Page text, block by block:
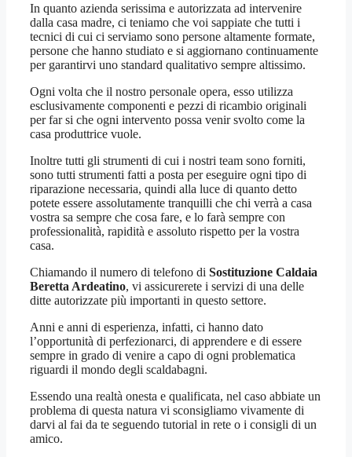
In quanto azienda serissima e autorizzata ad intervenire
dalla casa madre, ci teniamo che voi sappiate che tutti i
tecnici di cui ci serviamo sono persone altamente formate,
persone che hanno studiato e si aggiornano continuamente
per garantirvi uno standard qualitativo sempre altissimo.
Ogni volta che il nostro personale opera, esso utilizza
esclusivamente componenti e pezzi di ricambio originali
per far si che ogni intervento possa venir svolto come la
casa produttrice vuole.
Inoltre tutti gli strumenti di cui i nostri team sono forniti,
sono tutti strumenti fatti a posta per eseguire ogni tipo di
riparazione necessaria, quindi alla luce di quanto detto
potete essere assolutamente tranquilli che chi verrà a casa
vostra sa sempre che cosa fare, e lo farà sempre con
professionalità, rapidità e assoluto rispetto per la vostra
casa.
Chiamando il numero di telefono di Sostituzione Caldaia
Beretta Ardeatino, vi assicurerete i servizi di una delle
ditte autorizzate più importanti in questo settore.
Anni e anni di esperienza, infatti, ci hanno dato
l’opportunità di perfezionarci, di apprendere e di essere
sempre in grado di venire a capo di ogni problematica
riguardi il mondo degli scaldabagni.
Essendo una realtà onesta e qualificata, nel caso abbiate un
problema di questa natura vi sconsigliamo vivamente di
darvi al fai da te seguendo tutorial in rete o i consigli di un
amico.